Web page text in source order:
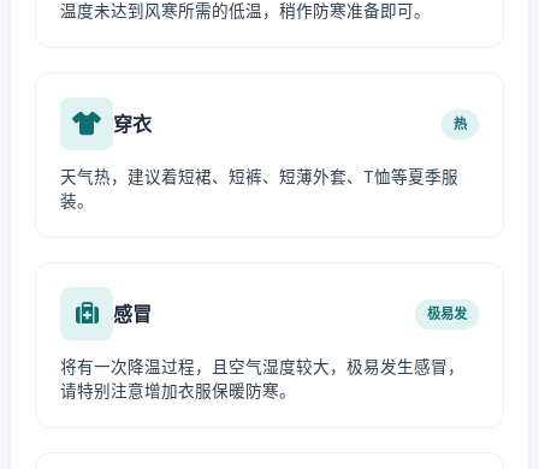
温度未达到风寒所需的低温，稍作防寒准备即可。
穿衣 热
天气热，建议着短裙、短裤、短薄外套、T恤等夏季服
装。
感冒 极易发
将有一次降温过程，且空气湿度较大，极易发生感冒，
请特别注意增加衣服保暖防寒。